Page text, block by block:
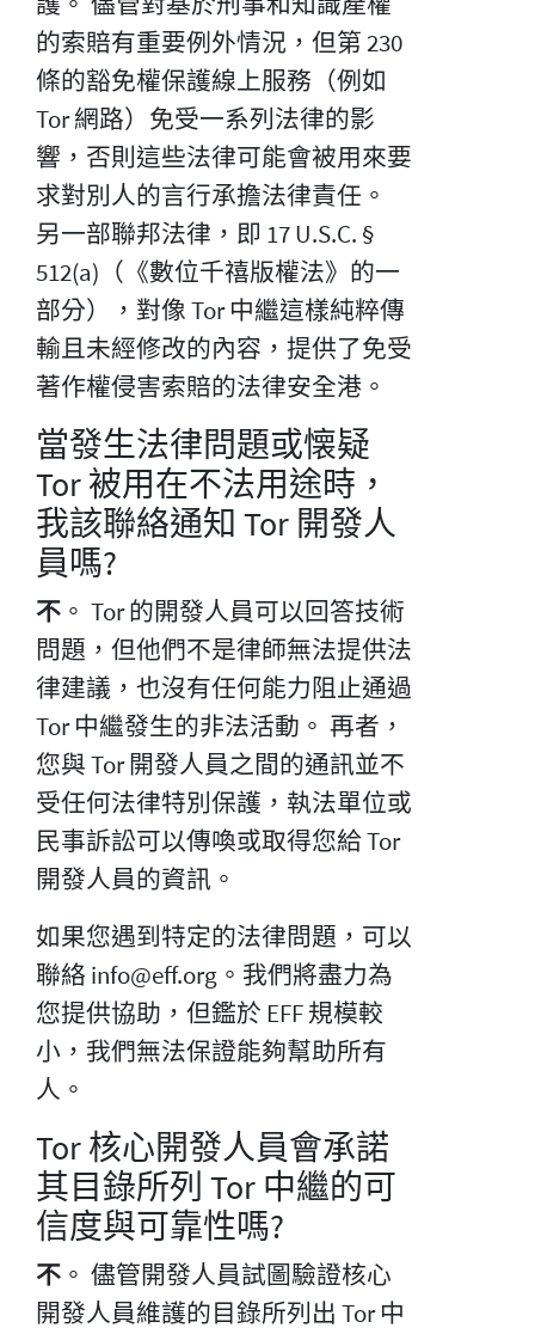
的索賠有重要例外情況，但第 230
條的豁免權保護線上服務（例如
Tor 網路）免受一系列法律的影
響，否則這些法律可能會被用來要
求對別人的言行承擔法律責任。
另一部聯邦法律，即 17 U.S.C. §
512(a)（《數位千禧版權法》的一
部分），對像 Tor 中繼這樣純粹傳
輸且未經修改的內容，提供了免受
著作權侵害索賠的法律安全港。
當發生法律問題或懐疑
Tor 被用在不法用途時，
我該聯絡通知 Tor 開發人
員嗎?
不 。 Tor 的開發人員可以回答技術
問題，但他們不是律師無法提供法
律建議，也沒有任何能力阻止通過
Tor 中繼發生的非法活動。 再者，
您與 Tor 開發人員之間的通訊並不
受任何法律特別保護，執法單位或
民事訴訟可以傳喚或取得您給 Tor
開發人員的資訊。
如果您遇到特定的法律問題，可以
聯絡 info@eff.org。我們將盡力為
您提供協助，但鑑於 EFF 規模較
小，我們無法保證能夠幫助所有
人。
Tor 核心開發人員會承諾
其目錄所列 Tor 中繼的可
信度與可靠性嗎?
不 。 儘管開發人員試圖驗證核心
開發人員維護的目錄所列出 Tor 中